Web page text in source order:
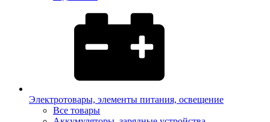
Электротовары, элементы питания, освещение
Все товары